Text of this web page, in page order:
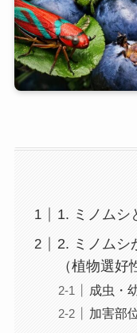
1. ミノムシ
2. ミノムシ
（植物選好
成虫・
加害部